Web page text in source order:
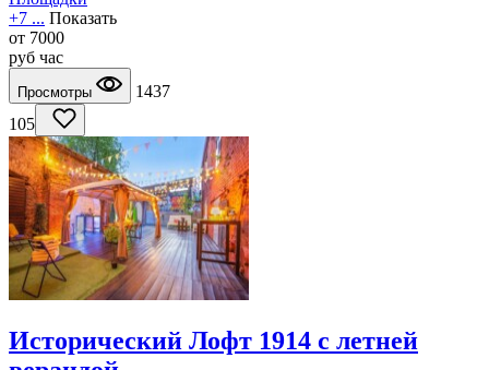
+7 ... Показать
от 7000
руб час
Просмотры
1437
105
Исторический Лофт 1914 с летней